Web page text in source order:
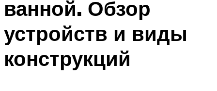
ванной. Обзор
устройств и виды
конструкций